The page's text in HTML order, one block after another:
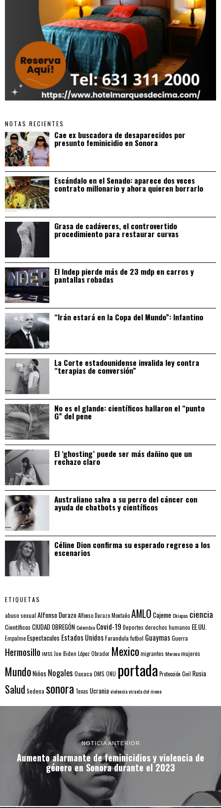
NOTAS RECIENTES
Cae ex buscadora de desaparecidos por
presunto feminicidio en Sonora
Escándalo en el Senado: aparece dos veces
contrato millonario y ahora quieren borrarlo
Grasa de cadáveres, el controvertido
procedimiento para restaurar curvas
El Indep pierde más de 23 mdp en carros y
pantallas robadas
“Irán estará en la Copa del Mundo”: Infantino
La Corte estadounidense invalida ley contra
“terapias de conversión”
No es el glande: científicos hallaron el “punto
G” del pene
El ‘ghosting’ puede ser más dañino que un
rechazo claro
Australiano salva a su perro del cáncer con
ayuda de chatbots y científicos
Céline Dion confirma su esperado regreso a los
escenarios
ETIQUETAS
abuso sexual Alfonso DurazoAlfonso Durazo MontañoAMLO CajemeChiapas ciencia
Científicos CIUDAD OBREGÓNColombia Covid-19 Deportes derechos humanos EE.UU.
EmpalmeEspectaculos Estados UnidosFarandulafutbol GuaymasGuerra
Hermosillo IMSS Joe Biden López Obrador Mexicomigrantes Morenamujeres
MundoNiños Nogales Oaxaca OMS ONU portada Protección Civil Rusia
Salud Sedena sonora Texas Ucraniaviolenciaviruela del mono
NOTICIA ANTERIOR
Aumento alarmante de feminicidios y violencia de
género en Sonora durante el 2023